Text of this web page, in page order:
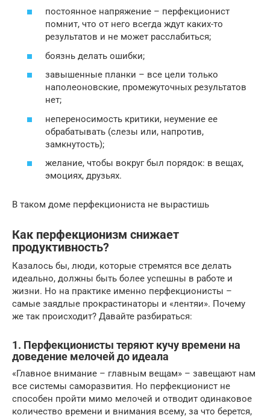
постоянное напряжение – перфекционист
помнит, что от него всегда ждут каких-то
результатов и не может расслабиться;
боязнь делать ошибки;
завышенные планки – все цели только
наполеоновские, промежуточных результатов
нет;
непереносимость критики, неумение ее
обрабатывать (слезы или, напротив,
замкнутость);
желание, чтобы вокруг был порядок: в вещах,
эмоциях, друзьях.
В таком доме перфекциониста не вырастишь
Как перфекционизм снижает
продуктивность?
Казалось бы, люди, которые стремятся все делать
идеально, должны быть более успешны в работе и
жизни. Но на практике именно перфекционисты –
самые заядлые прокрастинаторы и «лентяи». Почему
же так происходит? Давайте разбираться:
1. Перфекционисты теряют кучу времени на
доведение мелочей до идеала
«Главное внимание – главным вещам» – завещают нам
все системы саморазвития. Но перфекционист не
способен пройти мимо мелочей и отводит одинаковое
количество времени и внимания всему, за что берется,